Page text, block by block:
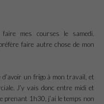
faire mes courses le samedi.
faire autre chose de mon
d’avoir un frigo à mon travail, et
J’y vais donc entre midi et
prenant 1h30, j’ai le temps non